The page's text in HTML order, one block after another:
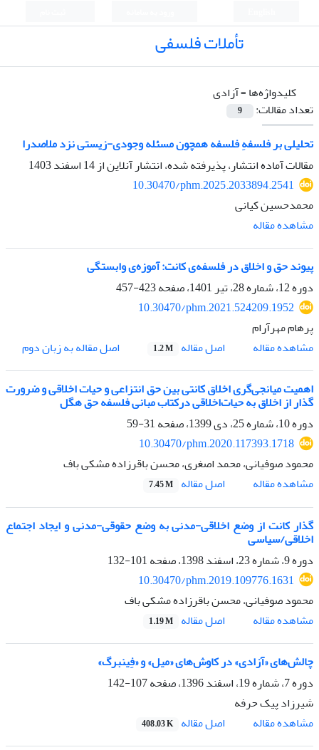
تأملات فلسفی
کلیدواژه‌ها =آزادی
تعداد مقالات:
9
تحلیلی بر فلسفهِ فلسفه همچون مسئله وجودی-زیستی نزد ملاصدرا
مقالات آماده انتشار، پذیرفته شده، انتشار آنلاین از14 اسفند 1403
10.30470/phm.2025.2033894.2541
محمدحسین کیانی
مشاهده مقاله
پیوند حق و اخلاق در فلسفه‌ی کانت: آموزه‌ی وابستگی
دوره 12، شماره 28، تیر 1401، صفحه
423-457
10.30470/phm.2021.524209.1952
پرهام مهرآرام
مشاهده مقاله
اصل مقاله 1.2 M
اصل مقاله به زبان دوم
اهمیت میانجی‌گری اخلاق کانتی بین حق انتزاعی و حیات اخلاقی و ضرورت
گذار از اخلاق به حیات‌اخلاقی درکتاب مبانی فلسفه حق هگل
دوره 10، شماره 25، دی 1399، صفحه
31-59
10.30470/phm.2020.117393.1718
محمود صوفیانی، محمد اصغری، محسن باقرزاده مشکی باف
مشاهده مقاله
اصل مقاله 7.45 M
گذار کانت از وضع اخلاقی-مدنی به وضع حقوقی-مدنی و ایجاد اجتماع
اخلاقی/سیاسی
دوره 9، شماره 23، اسفند 1398، صفحه
101-132
10.30470/phm.2019.109776.1631
محمود صوفیانی، محسن باقرزاده مشکی باف
مشاهده مقاله
اصل مقاله 1.19 M
چالش‌های «آزادی» در کاوش‌های «میل» و «فِینبرگ»
دوره 7، شماره 19، اسفند 1396، صفحه
107-142
شیرزاد پیک حرفه
مشاهده مقاله
اصل مقاله 408.03 K